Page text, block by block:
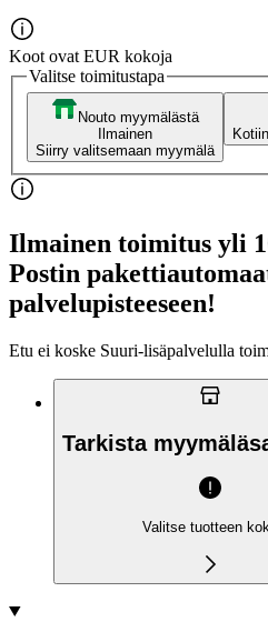
Koot ovat EUR kokoja
Valitse toimitustapa
Nouto myymälästä
Ilmainen
Siirry valitsemaan myymälä
Ilmainen toimitus yli
Postin
palvelupisteeseen!
Etu ei koske Suuri‑lisäpalvelulla
Tarkista
Valitse tuotteen